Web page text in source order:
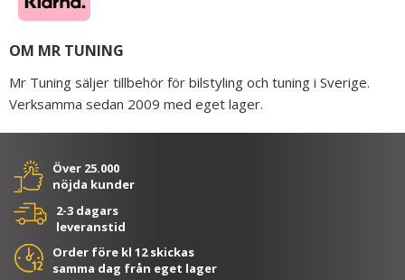
OM MR TUNING
Mr Tuning säljer tillbehör för bilstyling och tuning i Sverige.
Verksamma sedan 2009 med eget lager.
Över 25.000
nöjda kunder
2-3 dagars
leveranstid
Order före kl 12 skickas
samma dag från eget lager